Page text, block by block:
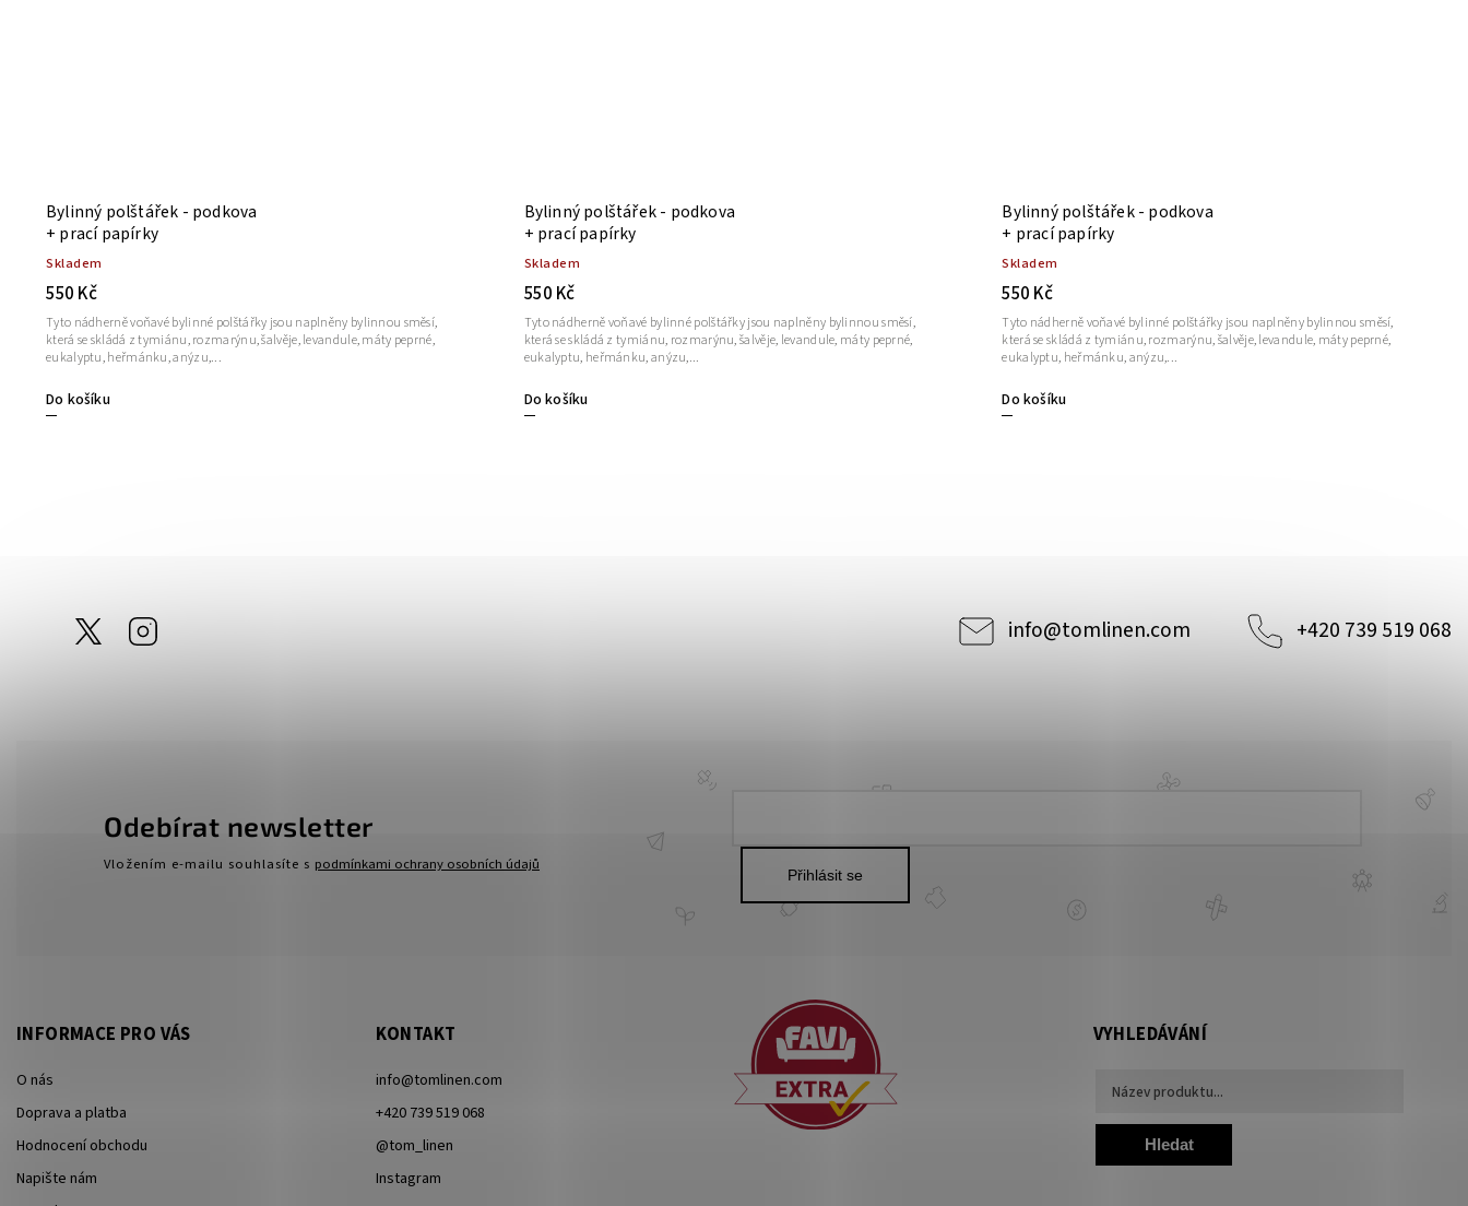
Bylinný polštářek - podkova
+ prací papírky
Skladem
550 Kč
Do košíku
Tyto nádherně voňavé bylinné polštářky jsou naplněny bylinnou směsí,
která se skládá z tymiánu, rozmarýnu, šalvěje, levandule, máty peprné,
eukalyptu, heřmánku, anýzu,...
Bylinný polštářek - podkova
+ prací papírky
Skladem
550 Kč
Do košíku
Tyto nádherně voňavé bylinné polštářky jsou naplněny bylinnou směsí,
která se skládá z tymiánu, rozmarýnu, šalvěje, levandule, máty peprné,
eukalyptu, heřmánku, anýzu,...
Bylinný polštářek - podkova
+ prací papírky
Skladem
550 Kč
Do košíku
Tyto nádherně voňavé bylinné polštářky jsou naplněny bylinnou směsí,
která se skládá z tymiánu, rozmarýnu, šalvěje, levandule, máty peprné,
eukalyptu, heřmánku, anýzu,...
@tom_linen info@tomlinen.com +420 739 519 068
INFORMACE PRO VÁS
O nás
Doprava a platba
Hodnocení obchodu
Napište nám
Odebírat newsletter
Vložením e-mailu souhlasíte s podmínkami ochrany osobních údajů
Přihlásit se
KONTAKT
info@tomlinen.com
+420 739 519 068
@tom_linen
Instagram
VYHLEDÁVÁNÍ
Hledat